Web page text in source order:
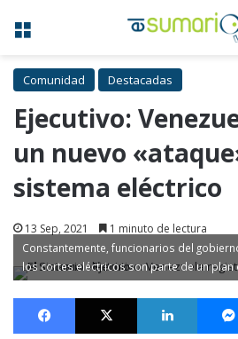
Menú
Comunidad Destacadas
Ejecutivo:
un nuevo
sistema eléctrico
13 Sep, 2021 1 minuto de lectura
Constantemente, funcionarios del
los cortes eléctricos son parte de un plan
Facebook X